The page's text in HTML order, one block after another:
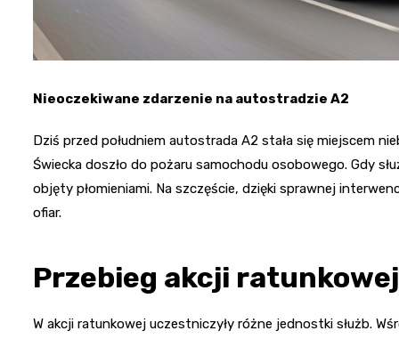
Nieoczekiwane zdarzenie na autostradzie A2
Dziś przed południem autostrada A2 stała się miejscem
Świecka doszło do pożaru samochodu osobowego. Gdy
objęty płomieniami. Na szczęście, dzięki sprawnej
ofiar.
Przebieg akcji ratunkowej
W akcji ratunkowej uczestniczyły różne jednostki służb.